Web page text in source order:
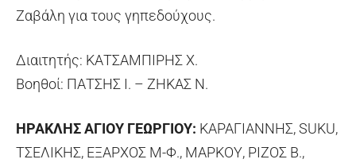
Ζαβάλη για τους γηπεδούχους.
Διαιτητής: ΚΑΤΣΑΜΠΙΡΗΣ Χ.
Βοηθοί: ΠΑΤΣΗΣ Ι. – ΖΗΚΑΣ Ν.
ΗΡΑΚΛΗΣ ΑΓΙΟΥ ΓΕΩΡΓΙΟΥ: ΚΑΡΑΓΙΑΝΝΗΣ, SUKU,
ΤΣΕΛΙΚΗΣ, ΕΞΑΡΧΟΣ Μ-Φ., ΜΑΡΚΟΥ, ΡΙΖΟΣ Β.,